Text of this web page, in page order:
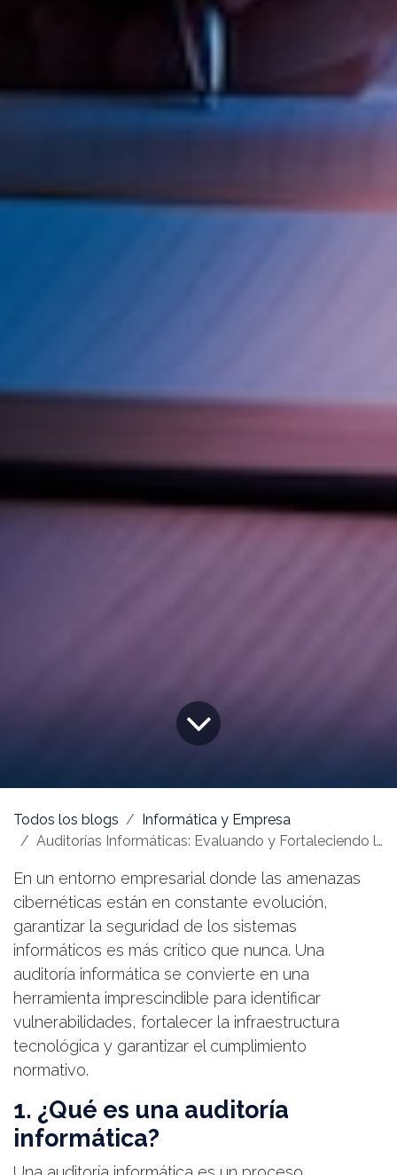
Todos los blogs
Informática y Empresa
Auditorías Informáticas: Evaluando y Fortaleciendo la Seguridad de tus Sistemas
En un entorno empresarial donde las amenazas
cibernéticas están en constante evolución,
garantizar la seguridad de los sistemas
informáticos es más crítico que nunca. Una
auditoría informática se convierte en una
herramienta imprescindible para identificar
vulnerabilidades, fortalecer la infraestructura
tecnológica y garantizar el cumplimiento
normativo.
1. ¿Qué es una auditoría
informática?